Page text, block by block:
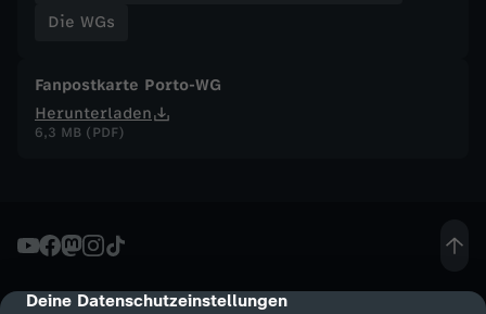
cmp-dialog-description
Deine Datenschutzeinstellungen
l
m
e
,
P
Die WGs
Fanpostkarte Porto-WG
Herunterladen
6,3 MB (PDF)